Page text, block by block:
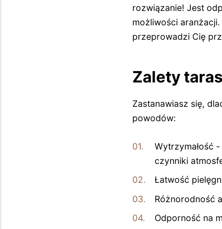
rozwiązanie! Jest
możliwości
przeprowadzi Cię
Zalety
Zastanawiasz się,
powodów:
Wytrzymałość
czynniki
Łatwość
Różnorodność
Odporność na